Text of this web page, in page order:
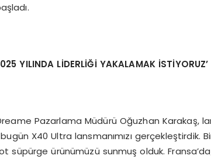
YILINDA LİDERLİĞİ YAKALAMAK İSTİYORUZ’
Pazarlama Müdürü Oğuzhan Karakaş,
X40 Ultra lansmanımızı gerçekleştirdik.
süpürge ürünümüzü sunmuş olduk.